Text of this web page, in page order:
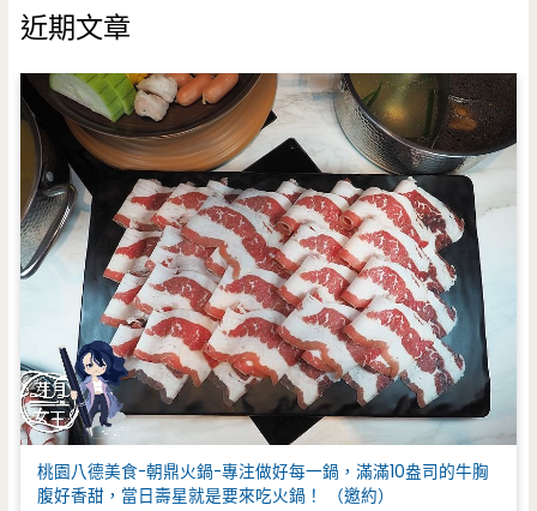
鍵
字
:
近期文章
桃園八德美食-朝鼎火鍋-專注做好每一鍋，滿滿10盎司的牛胸
腹好香甜，當日壽星就是要來吃火鍋！ （邀約）